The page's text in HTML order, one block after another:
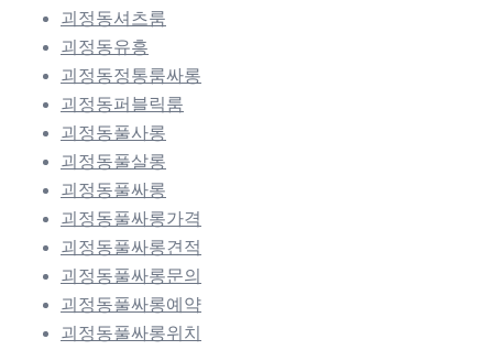
괴정동셔츠룸
괴정동유흥
괴정동정통룸싸롱
괴정동퍼블릭룸
괴정동풀사롱
괴정동풀살롱
괴정동풀싸롱
괴정동풀싸롱가격
괴정동풀싸롱견적
괴정동풀싸롱문의
괴정동풀싸롱예약
괴정동풀싸롱위치